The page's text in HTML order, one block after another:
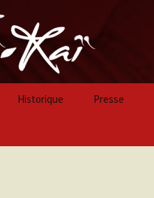
Historique Presse